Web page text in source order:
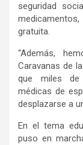
seguridad
gratuita.
“Además,
Caravanas de
que miles de
médicas de
desplazarse a
En el tema
puso en